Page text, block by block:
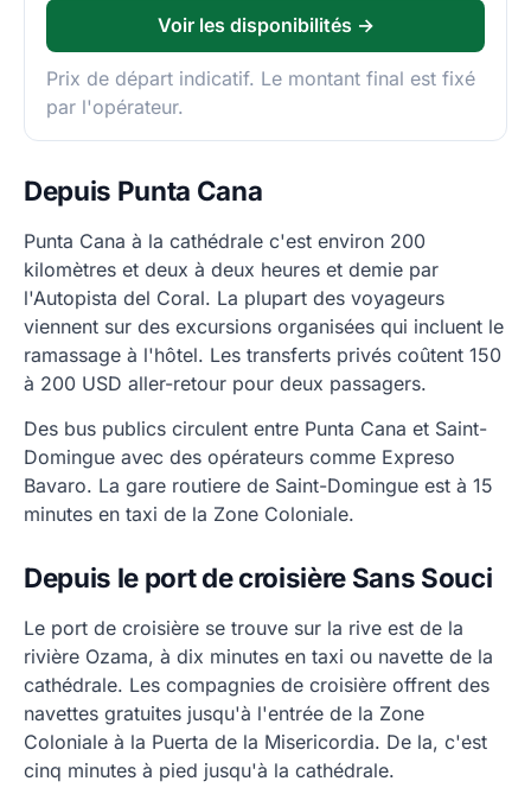
Voir les disponibilités →
Prix de départ indicatif. Le montant final est fixé
par l'opérateur.
Depuis Punta Cana
Punta Cana à la cathédrale c'est environ 200
kilomètres et deux à deux heures et demie par
l'Autopista del Coral. La plupart des voyageurs
viennent sur des excursions organisées qui incluent le
ramassage à l'hôtel. Les transferts privés coûtent 150
à 200 USD aller-retour pour deux passagers.
Des bus publics circulent entre Punta Cana et Saint-
Domingue avec des opérateurs comme Expreso
Bavaro. La gare routiere de Saint-Domingue est à 15
minutes en taxi de la Zone Coloniale.
Depuis le port de croisière Sans Souci
Le port de croisière se trouve sur la rive est de la
rivière Ozama, à dix minutes en taxi ou navette de la
cathédrale. Les compagnies de croisière offrent des
navettes gratuites jusqu'à l'entrée de la Zone
Coloniale à la Puerta de la Misericordia. De la, c'est
cinq minutes à pied jusqu'à la cathédrale.